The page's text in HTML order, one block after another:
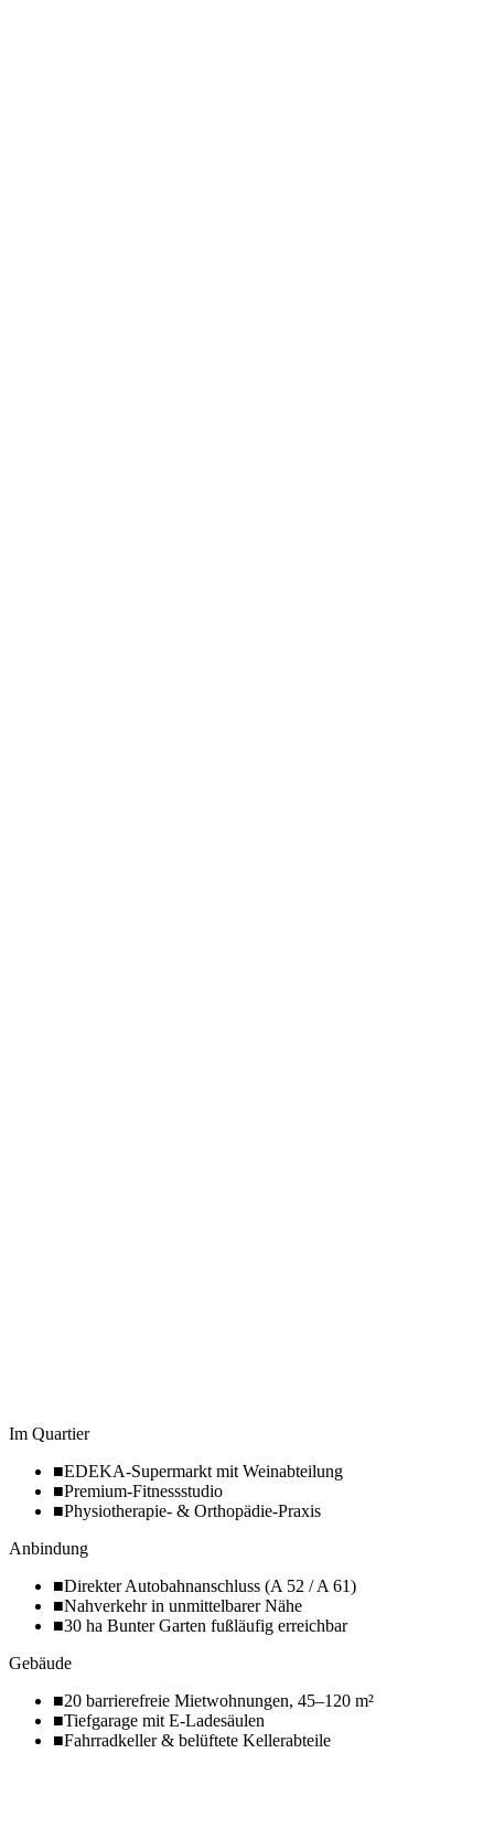
Im Quartier
■EDEKA-Supermarkt mit Weinabteilung
■Premium-Fitnessstudio
■Physiotherapie- & Orthopädie-Praxis
Anbindung
■Direkter Autobahnanschluss (A 52 / A 61)
■Nahverkehr in unmittelbarer Nähe
■30 ha Bunter Garten fußläufig erreichbar
Gebäude
■20 barrierefreie Mietwohnungen, 45–120 m²
■Tiefgarage mit E-Ladesäulen
■Fahrradkeller & belüftete Kellerabteile